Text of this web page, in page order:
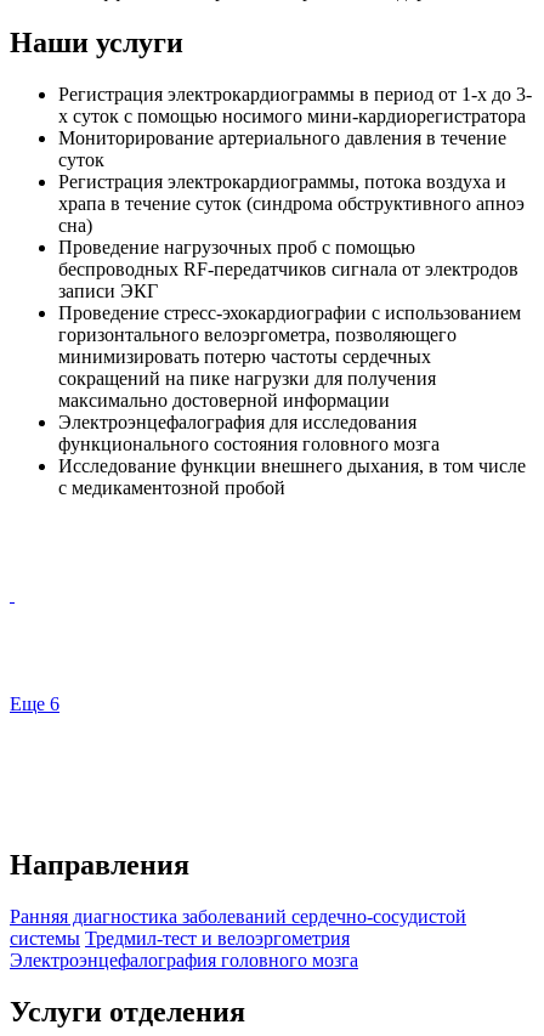
Наши услуги
Регистрация электрокардиограммы в период от 1-х до 3-
х суток с помощью носимого мини-кардиорегистратора
Мониторирование артериального давления в течение
суток
Регистрация электрокардиограммы, потока воздуха и
храпа в течение суток (синдрома обструктивного апноэ
сна)
Проведение нагрузочных проб с помощью
беспроводных RF-передатчиков сигнала от электродов
записи ЭКГ
Проведение стресс-эхокардиографии с использованием
горизонтального велоэргометра, позволяющего
минимизировать потерю частоты сердечных
сокращений на пике нагрузки для получения
максимально достоверной информации
Электроэнцефалография для исследования
функционального состояния головного мозга
Исследование функции внешнего дыхания, в том числе
с медикаментозной пробой
Еще 6
Направления
Ранняя диагностика заболеваний сердечно-сосудистой
системы Тредмил-тест и велоэргометрия
Электроэнцефалография головного мозга
Услуги отделения